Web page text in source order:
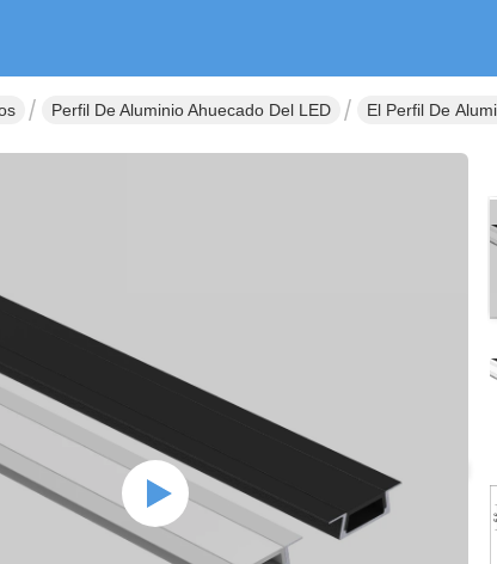
Perfil De Aluminio Ahuecado Del LED El Perfil De